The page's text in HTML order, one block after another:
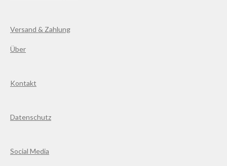
Versand & Zahlung
Über
Kontakt
Datenschutz
Social Media